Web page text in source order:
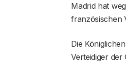
Madrid hat
französischen
Die
Verteidiger der